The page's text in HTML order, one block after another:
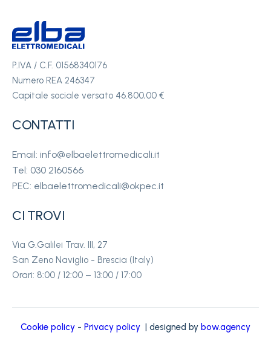
P.IVA / C.F. 01568340176
Numero REA 246347
Capitale sociale versato 46.800,00 €
CONTATTI
Email: info@elbaelettromedicali.it
Tel: 030 2160566
PEC: elbaelettromedicali@okpec.it
CI TROVI
Via G.Galilei Trav. III, 27
San Zeno Naviglio - Brescia (Italy)
Orari: 8:00 / 12:00 – 13:00 / 17:00
Cookie policy - Privacy policy | designed by bow.agency